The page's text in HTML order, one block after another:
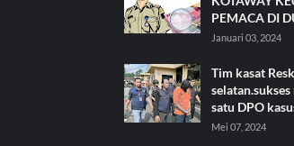
PEMACA DI
Januari 03, 2024
Tim kasat
satu DPO
Mei 07, 2024